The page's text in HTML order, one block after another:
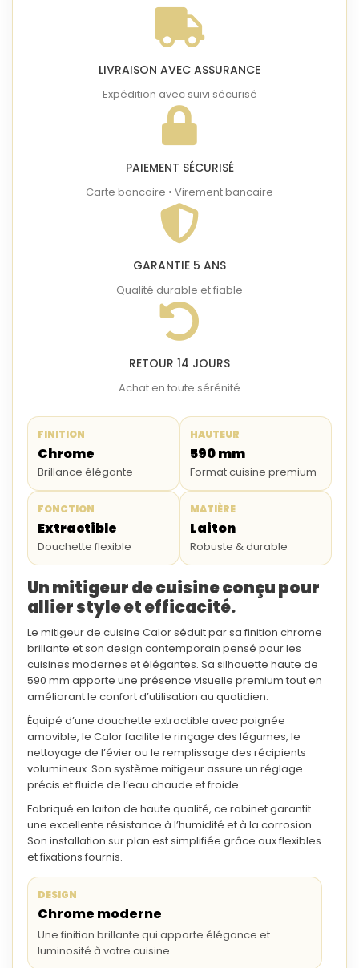
LIVRAISON AVEC ASSURANCE
Expédition avec suivi sécurisé
PAIEMENT SÉCURISÉ
Carte bancaire • Virement bancaire
GARANTIE 5 ANS
Qualité durable et fiable
RETOUR 14 JOURS
Achat en toute sérénité
FINITION
Chrome
Brillance élégante
HAUTEUR
590 mm
Format cuisine premium
FONCTION
Extractible
Douchette flexible
MATIÈRE
Laiton
Robuste & durable
Un mitigeur de cuisine conçu pour
allier style et efficacité.
Le mitigeur de cuisine Calorséduit par sa finition chrome
brillante et son design contemporain pensé pour les
cuisines modernes et élégantes. Sa silhouette haute de
590 mm apporte une présence visuelle premium tout en
améliorant le confort d’utilisation au quotidien.
Équipé d’une douchette extractible avec poignée
amovible, le Calor facilite le rinçage des légumes, le
nettoyage de l’évier ou le remplissage des récipients
volumineux. Son système mitigeur assure un réglage
précis et fluide de l’eau chaude et froide.
Fabriqué en laiton de haute qualité, ce robinet garantit
une excellente résistance à l’humidité et à la corrosion.
Son installation sur plan est simplifiée grâce aux flexibles
et fixations fournis.
DESIGN
Chrome moderne
Une finition brillante qui apporte élégance et
luminosité à votre cuisine.